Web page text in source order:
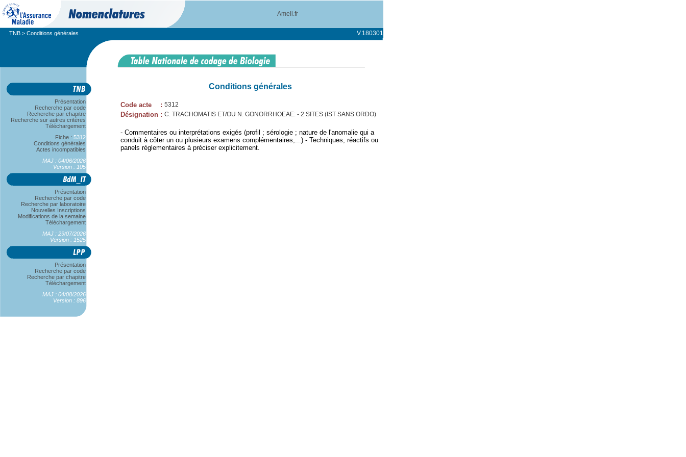
Ameli.fr
TNB > Conditions générales V.180301
Présentation
Recherche par code
Recherche par chapitre
Recherche sur autres critères
Téléchargement
Fiche : 5312
Conditions générales
Actes incompatibles
MAJ : 04/06/2026
Version : 105
Présentation
Recherche par code
Recherche par laboratoire
Nouvelles Inscriptions
Modifications de la semaine
Téléchargement
MAJ : 29/07/2026
Version : 1525
Présentation
Recherche par code
Recherche par chapitre
Téléchargement
MAJ : 04/08/2026
Version : 896
Conditions générales
Code acte : 5312
Désignation : C. TRACHOMATIS ET/OU N. GONORRHOEAE: - 2 SITES (IST SANS ORDO)
- Commentaires ou interprétations exigés (profil ; sérologie ; nature de l'anomalie qui a
conduit à côter un ou plusieurs examens complémentaires,...) - Techniques, réactifs ou
panels réglementaires à préciser explicitement.